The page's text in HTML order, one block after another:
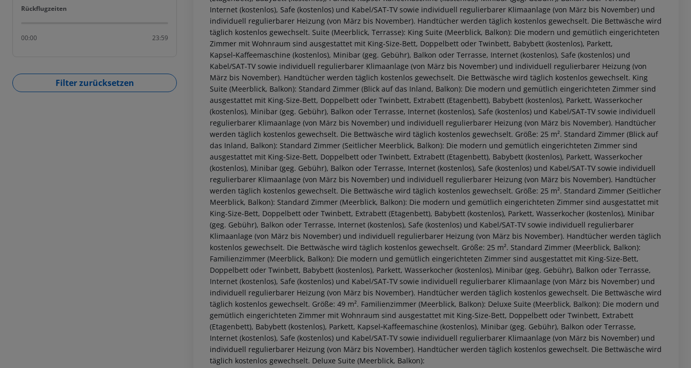
Rückflugzeiten
Rückflugzeiten
00:00 23:59
Filter zurücksetzen
Internet (kostenlos), Safe (kostenlos) und Kabel/SAT-TV sowie individuell regulierbarer Klimaanlage (von März bis November) und
individuell regulierbarer Heizung (von März bis November). Handtücher werden täglich kostenlos gewechselt. Die Bettwäsche wird
täglich kostenlos gewechselt. Suite (Meerblick, Terrasse): King Suite (Meerblick, Balkon): Die modern und gemütlich eingerichteten
Zimmer mit Wohnraum sind ausgestattet mit King-Size-Bett, Doppelbett oder Twinbett, Babybett (kostenlos), Parkett,
Kapsel‑Kaffeemaschine (kostenlos), Minibar (geg. Gebühr), Balkon oder Terrasse, Internet (kostenlos), Safe (kostenlos) und
Kabel/SAT-TV sowie individuell regulierbarer Klimaanlage (von März bis November) und individuell regulierbarer Heizung (von
März bis November). Handtücher werden täglich kostenlos gewechselt. Die Bettwäsche wird täglich kostenlos gewechselt. King
Suite (Meerblick, Balkon): Standard Zimmer (Blick auf das Inland, Balkon): Die modern und gemütlich eingerichteten Zimmer sind
ausgestattet mit King-Size-Bett, Doppelbett oder Twinbett, Extrabett (Etagenbett), Babybett (kostenlos), Parkett, Wasserkocher
(kostenlos), Minibar (geg. Gebühr), Balkon oder Terrasse, Internet (kostenlos), Safe (kostenlos) und Kabel/SAT-TV sowie individuell
regulierbarer Klimaanlage (von März bis November) und individuell regulierbarer Heizung (von März bis November). Handtücher
werden täglich kostenlos gewechselt. Die Bettwäsche wird täglich kostenlos gewechselt. Größe: 25 m². Standard Zimmer (Blick auf
das Inland, Balkon): Standard Zimmer (Seitlicher Meerblick, Balkon): Die modern und gemütlich eingerichteten Zimmer sind
ausgestattet mit King-Size-Bett, Doppelbett oder Twinbett, Extrabett (Etagenbett), Babybett (kostenlos), Parkett, Wasserkocher
(kostenlos), Minibar (geg. Gebühr), Balkon oder Terrasse, Internet (kostenlos), Safe (kostenlos) und Kabel/SAT-TV sowie individuell
regulierbarer Klimaanlage (von März bis November) und individuell regulierbarer Heizung (von März bis November). Handtücher
werden täglich kostenlos gewechselt. Die Bettwäsche wird täglich kostenlos gewechselt. Größe: 25 m². Standard Zimmer (Seitlicher
Meerblick, Balkon): Standard Zimmer (Meerblick, Balkon): Die modern und gemütlich eingerichteten Zimmer sind ausgestattet mit
King-Size-Bett, Doppelbett oder Twinbett, Extrabett (Etagenbett), Babybett (kostenlos), Parkett, Wasserkocher (kostenlos), Minibar
(geg. Gebühr), Balkon oder Terrasse, Internet (kostenlos), Safe (kostenlos) und Kabel/SAT-TV sowie individuell regulierbarer
Klimaanlage (von März bis November) und individuell regulierbarer Heizung (von März bis November). Handtücher werden täglich
kostenlos gewechselt. Die Bettwäsche wird täglich kostenlos gewechselt. Größe: 25 m². Standard Zimmer (Meerblick, Balkon):
Familienzimmer (Meerblick, Balkon): Die modern und gemütlich eingerichteten Zimmer sind ausgestattet mit King-Size-Bett,
Doppelbett oder Twinbett, Babybett (kostenlos), Parkett, Wasserkocher (kostenlos), Minibar (geg. Gebühr), Balkon oder Terrasse,
Internet (kostenlos), Safe (kostenlos) und Kabel/SAT-TV sowie individuell regulierbarer Klimaanlage (von März bis November) und
individuell regulierbarer Heizung (von März bis November). Handtücher werden täglich kostenlos gewechselt. Die Bettwäsche wird
täglich kostenlos gewechselt. Größe: 49 m². Familienzimmer (Meerblick, Balkon): Deluxe Suite (Meerblick, Balkon): Die modern und
gemütlich eingerichteten Zimmer mit Wohnraum sind ausgestattet mit King-Size-Bett, Doppelbett oder Twinbett, Extrabett
(Etagenbett), Babybett (kostenlos), Parkett, Kapsel‑Kaffeemaschine (kostenlos), Minibar (geg. Gebühr), Balkon oder Terrasse,
Internet (kostenlos), Safe (kostenlos) und Kabel/SAT-TV sowie individuell regulierbarer Klimaanlage (von März bis November) und
individuell regulierbarer Heizung (von März bis November). Handtücher werden täglich kostenlos gewechselt. Die Bettwäsche wird
täglich kostenlos gewechselt. Deluxe Suite (Meerblick, Balkon):